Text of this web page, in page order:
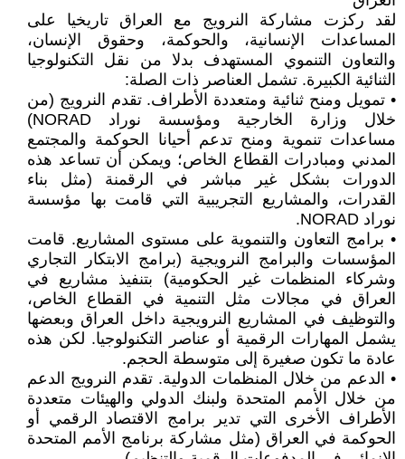
لقد ركزت مشاركة النرويج مع العراق تاريخيا على
المساعدات الإنسانية، والحوكمة، وحقوق الإنسان،
والتعاون التنموي المستهدف بدلا من نقل التكنولوجيا
الثنائية الكبيرة. تشمل العناصر ذات الصلة:
• تمويل ومنح ثنائية ومتعددة الأطراف. تقدم النرويج (من
خلال وزارة الخارجية ومؤسسة نوراد NORAD)
مساعدات تنموية ومنح تدعم أحيانا الحوكمة والمجتمع
المدني ومبادرات القطاع الخاص؛ ويمكن أن تساعد هذه
الدورات بشكل غير مباشر في الرقمنة (مثل بناء
القدرات، والمشاريع التجريبية التي قامت بها مؤسسة
نوراد NORAD.
• برامج التعاون والتنموية على مستوى المشاريع. قامت
المؤسسات والبرامج النرويجية (برامج الابتكار التجاري
وشركاء المنظمات غير الحكومية) بتنفيذ مشاريع في
العراق في مجالات مثل التنمية في القطاع الخاص،
والتوظيف في المشاريع النرويجية داخل العراق وبعضها
يشمل المهارات الرقمية أو عناصر التكنولوجيا. لكن هذه
عادة ما تكون صغيرة إلى متوسطة الحجم.
• الدعم من خلال المنظمات الدولية. تقدم النرويج الدعم
من خلال الأمم المتحدة ولبنك الدولي والهيئات متعددة
الأطراف الأخرى التي تدير برامج الاقتصاد الرقمي أو
الحوكمة في العراق (مثل مشاركة برنامج الأمم المتحدة